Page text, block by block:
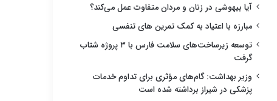
آیا بیهوشی در زنان و مردان متفاوت عمل می‌کند؟
مبارزه با اعتیاد به کمک تمرین های تنفسی
توسعه زیرساخت‌های سلامت فارس با ۳ پروژه شتاب
گرفت
وزیر بهداشت: گام‌های مؤثری برای تداوم خدمات
پزشکی در شیراز برداشته شده است